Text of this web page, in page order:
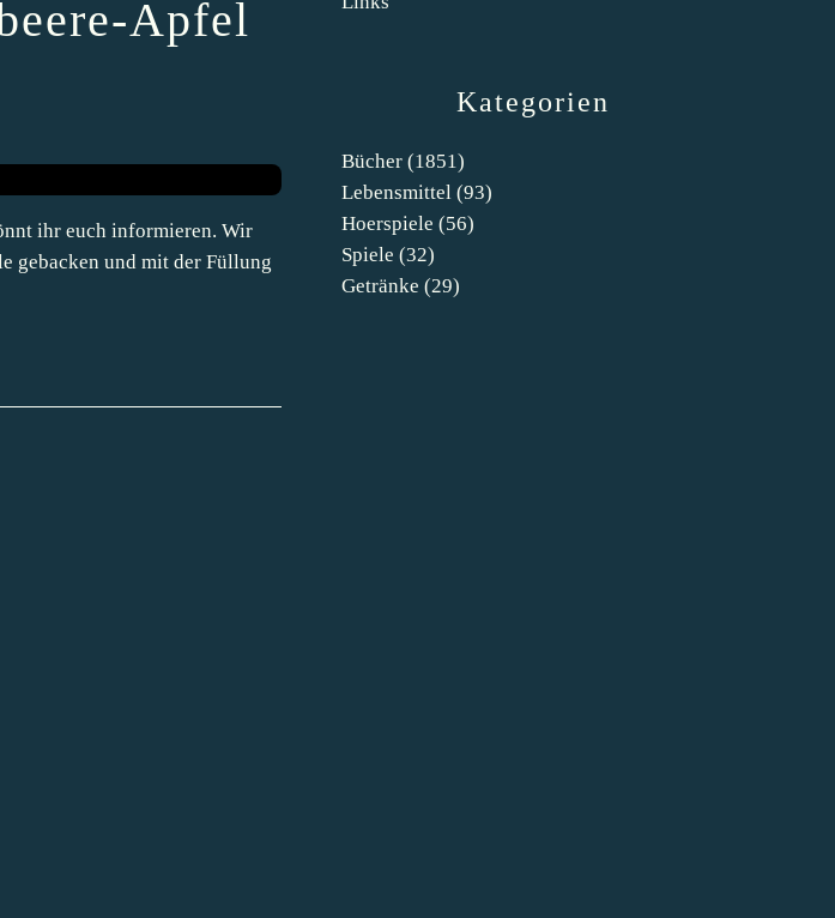
Apfel
ihr euch informieren. Wir
gebacken und mit der Füllung
Kategorien
Bücher (1851)
Lebensmittel (93)
Hoerspiele (56)
Spiele (32)
Getränke (29)